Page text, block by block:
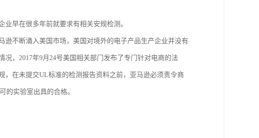
早在很多年前就要求有相关安规检测。
不断涌入美国市场，美国对境外的电子产品生产企业并没有
，2017年9月24号美国相关部门发布了专门针对电商的法
在未提交UL标准的检测报告资料之前，亚马逊必须责令商
的实验室出具的合格。